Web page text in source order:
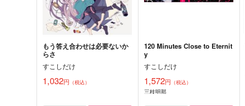
もう答え合わせは必要ないか
らさ
すこしだけ
1,032円 （税込）
120 Minutes Close to Eternit
y
すこしだけ
1,572円 （税込）
三枝明那